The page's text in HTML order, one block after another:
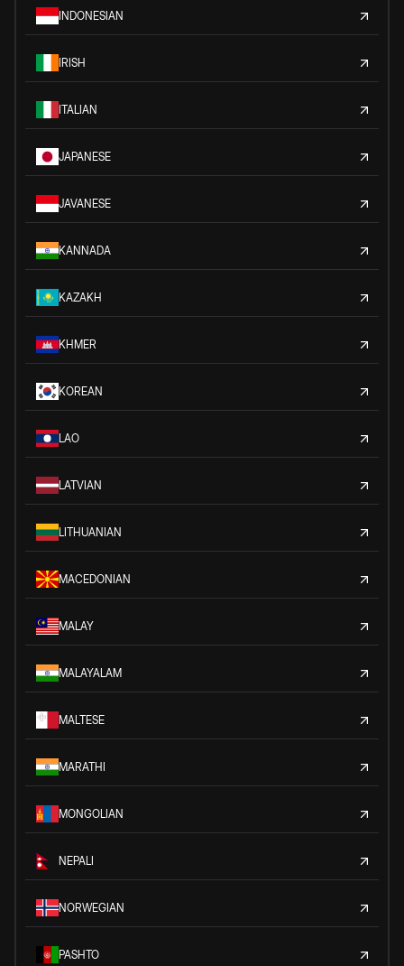
INDONESIAN
IRISH
ITALIAN
JAPANESE
JAVANESE
KANNADA
KAZAKH
KHMER
KOREAN
LAO
LATVIAN
LITHUANIAN
MACEDONIAN
MALAY
MALAYALAM
MALTESE
MARATHI
MONGOLIAN
NEPALI
NORWEGIAN
PASHTO